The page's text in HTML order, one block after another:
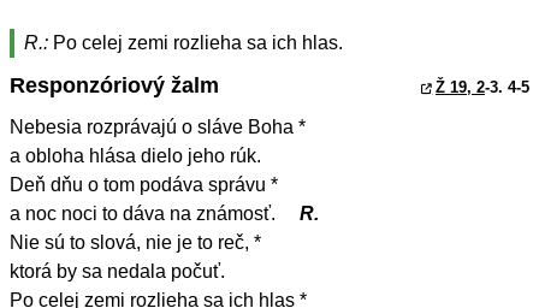
R.: Po celej zemi rozlieha sa ich hlas.
Responzóriový žalm Ž 19, 2-3. 4-5
Nebesia rozprávajú o sláve Boha *
a obloha hlása dielo jeho rúk.
Deň dňu o tom podáva správu *
a noc noci to dáva na známosť.
R.
Nie sú to slová, nie je to reč, *
ktorá by sa nedala počuť.
Po celej zemi rozlieha sa ich hlas *